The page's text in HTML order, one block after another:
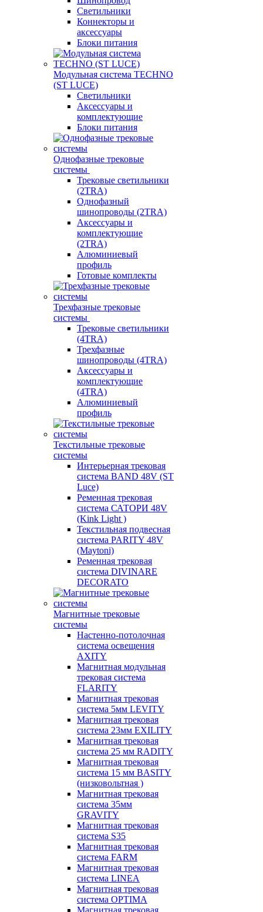
Светильники
Коннекторы и
аксессуары
Блоки питания
Модульная система TECHNO
(ST LUCE)
Светильники
Аксессуары и
комплектующие
Блоки питания
Однофазные трековые
системы
Трековые светильники
(2TRA)
Однофазный
шинопроводы (2TRA)
Аксессуары и
комплектующие
(2TRA)
Алюминиевый
профиль
Готовые комплекты
Трехфазные трековые
системы
Трековые светильники
(4TRA)
Трехфазные
шинопроводы (4TRA)
Аксессуары и
комплектующие
(4TRA)
Алюминиевый
профиль
Текстильные трековые
системы
Интерьерная трековая
система BAND 48V (ST
Luce)
Ременная трековая
система САТОРИ 48V
(Kink Light )
Текстильная подвесная
система PARITY 48V
(Maytoni)
Ременная трековая
система DIVINARE
DECORATO
Магнитные трековые
системы
Настенно-потолочная
система освещения
AXITY
Магнитная модульная
трековая система
FLARITY
Магнитная трековая
система 5мм LEVITY
Магнитная трековая
система 23мм EXILITY
Магнитная трековая
система 25 мм RADITY
Магнитная трековая
система 15 мм BASITY
(низковольтная )
Магнитная трековая
система 35мм
GRAVITY
Магнитная трековая
система S35
Магнитная трековая
система FARM
Магнитная трековая
система LINEA
Магнитная трековая
система OPTIMA
Магнитная трековая